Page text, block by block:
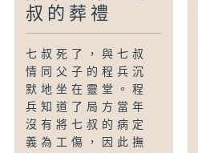
叔的葬禮
七叔死了，與七叔
情同父子的程兵沉
默地坐在靈堂。程
兵知道了局方當年
沒有將七叔的病定
義為工傷，因此撫